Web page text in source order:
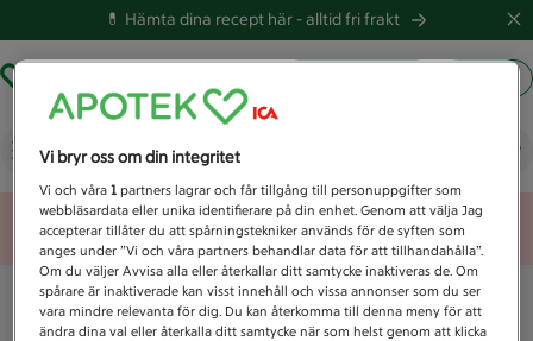
💊 Hämta dina recept här -alltid fri frakt
Vad letar du efter idag?
Unknown error
Vi bryr oss om din integritet
Vi och våra1 partners lagrar och får tillgång till personuppgifter som
webbläsardata eller unika identifierare på din enhet. Genom att välja Jag
accepterar tillåter du att spårningstekniker används för de syften som
anges under ”Vi och våra partners behandlar data för att tillhandahålla”.
Om du väljer Avvisa alla eller återkallar ditt samtycke inaktiveras de. Om
spårare är inaktiverade kan visst innehåll och vissa annonser som du ser
vara mindre relevanta för dig. Du kan återkomma till denna meny för att
ändra dina val eller återkalla ditt samtycke när som helst genom att klicka